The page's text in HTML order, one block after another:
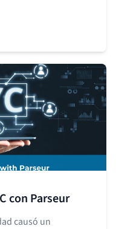
con Parseur
causó un